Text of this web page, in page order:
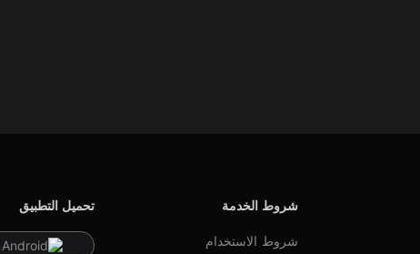
شروط الخدمة
شروط الاستخدام
تحميل التطبيق
Android